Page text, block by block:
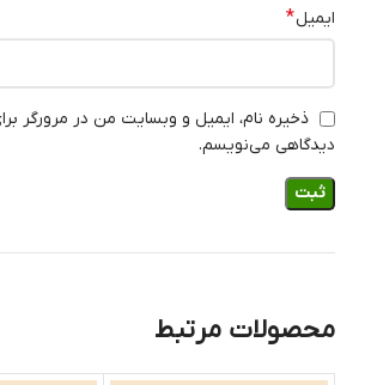
ایمیل*
ذخیره نام، ایمیل و وبسایت من در مرورگر
دیدگاهی می‌نویسم.
محصولات مرتبط